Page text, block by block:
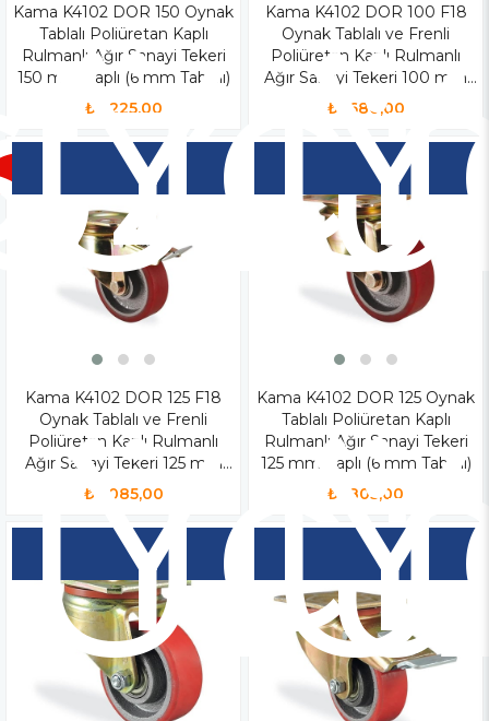
Kama K4102 DOR 150 Oynak
Tablalı Poliüretan Kaplı
Rulmanlı Ağır Sanayi Tekeri
150 mm Çaplı (6 mm Tablalı)
₺2.225,00
Kama K4102 DOR 100 F18
Oynak Tablalı ve Frenli
Poliüretan Kaplı Rulmanlı
Ağır Sanayi Tekeri 100 mm
Çaplı (6 mm Tablalı)
₺1.680,00
Kama K4102 DOR 125 F18
Oynak Tablalı ve Frenli
Poliüretan Kaplı Rulmanlı
Ağır Sanayi Tekeri 125 mm
Çaplı (6 mm Tablalı)
₺2.085,00
Kama K4102 DOR 125 Oynak
Tablalı Poliüretan Kaplı
Rulmanlı Ağır Sanayi Tekeri
125 mm Çaplı (6 mm Tablalı)
₺1.805,00